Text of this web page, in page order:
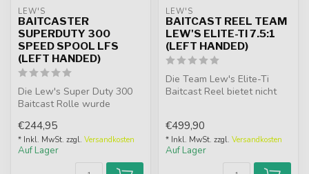
LEW'S
BAITCASTER
SUPERDUTY 300
SPEED SPOOL LFS
(LEFT HANDED)
Die Lew's Super Duty 300
Baitcast Rolle wurde
entwickelt, di...
€244,95
* Inkl. MwSt. zzgl. Versandkosten
Auf Lager
LEW'S
BAITCAST REEL TEAM
LEW'S ELITE-TI 7.5:1
(LEFT HANDED)
Die Team Lew's Elite-Ti
Baitcast Reel bietet nicht
€499,90
* Inkl. MwSt. zzgl. Versandkosten
Auf Lager